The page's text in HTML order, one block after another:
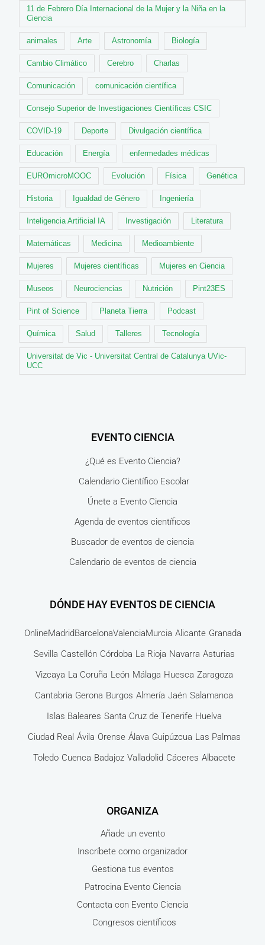
11 de Febrero Día Internacional de la Mujer y la Niña en la
Ciencia
animales Arte Astronomía Biología
Cambio Climático Cerebro Charlas
Comunicación comunicación científica
Consejo Superior de Investigaciones Científicas CSIC
COVID-19 Deporte Divulgación científica
Educación Energía enfermedades médicas
EUROmicroMOOC Evolución Física Genética
Historia Igualdad de Género Ingeniería
Inteligencia Artificial IA Investigación Literatura
Matemáticas Medicina Medioambiente
Mujeres Mujeres científicas Mujeres en Ciencia
Museos Neurociencias Nutrición Pint23ES
Pint of Science Planeta Tierra Podcast
Química Salud Talleres Tecnología
Universitat de Vic - Universitat Central de Catalunya UVic-
UCC
EVENTO CIENCIA
¿Qué es Evento Ciencia?
Calendario Científico Escolar
Únete a Evento Ciencia
Agenda de eventos científicos
Buscador de eventos de ciencia
Calendario de eventos de ciencia
DÓNDE HAY EVENTOS DE CIENCIA
OnlineMadridBarcelonaValenciaMurcia Alicante Granada
Sevilla Castellón Córdoba La Rioja Navarra Asturias
Vizcaya La Coruña León Málaga Huesca Zaragoza
Cantabria Gerona Burgos Almería Jaén Salamanca
Islas Baleares Santa Cruz de Tenerife Huelva
Ciudad Real Ávila Orense Álava Guipúzcua Las Palmas
Toledo Cuenca Badajoz Valladolid Cáceres Albacete
ORGANIZA
Añade un evento
Inscríbete como organizador
Gestiona tus eventos
Patrocina Evento Ciencia
Contacta con Evento Ciencia
Congresos científicos